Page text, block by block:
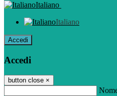
Italiano
Italiano
Accedi
Accedi
button close ×